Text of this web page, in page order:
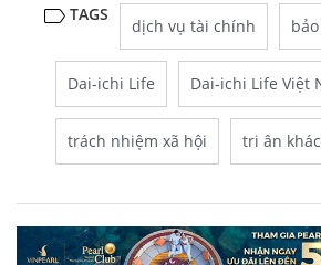
TAGS
dịch vụ tài chính
Dai-ichi Life Dai-ichi Life Việt
trách nhiệm xã hội tri ân